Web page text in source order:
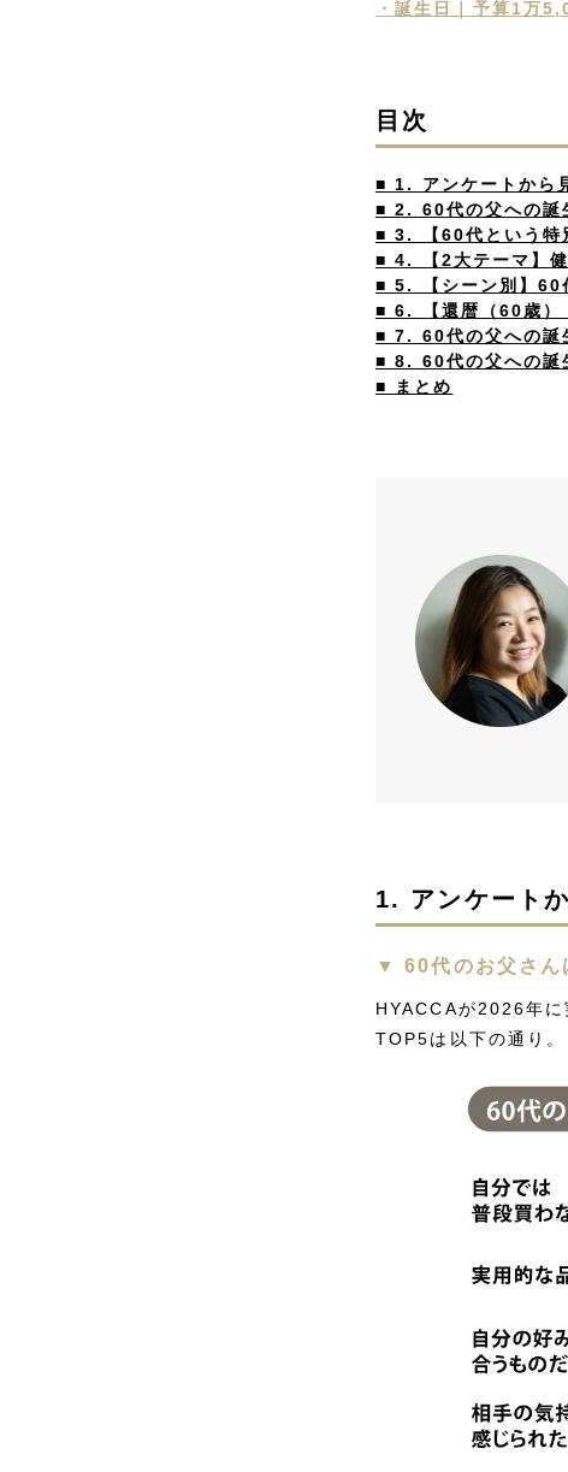
・誕生日｜予算1万
目次
■ 1. アンケートから
■ 2. 60代の父への誕
■ 3. 【60代という特
■ 4. 【2大テーマ】
■ 5. 【シーン別】60
■ 6. 【還暦（60歳）
■ 7. 60代の父への誕
■ 8. 60代の父への誕
■ まとめ
1. アンケート
▼ 60代のお父さん
HYACCAが2026年に
TOP5は以下の通り。